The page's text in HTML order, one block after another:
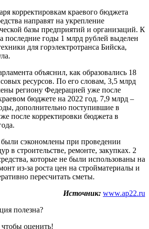
корректировкам краевого бюджета
направят на укрепление
базы предприятий и организаций. К
последние годы 1 млрд рублей выделен
для горэлектротранса Бийска,
объяснил, как образовались 18
ресурсов. По его словам, 3,5 млрд
региону Федерацией уже после
бюджете на 2022 год. 7,9 млрд –
дополнительно поступившие в
после корректировки бюджета в
сэкономлены при проведении
в строительстве, ремонте, закупках. 2
которые не были использованы на
из-за роста цен на стройматериалы и
пересчитать сметы.
Источник: www.ap22.ru
полезна?
оценить!